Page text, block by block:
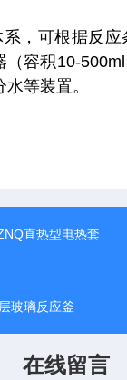
，可根据反应
（容积10-500ml
等装置。
直热型电热套
玻璃反应釜
在线留言